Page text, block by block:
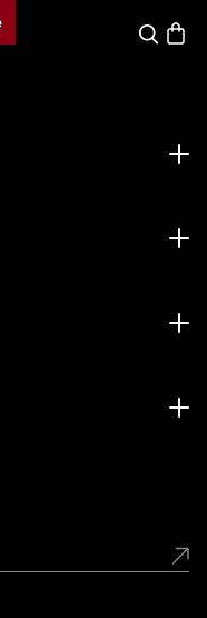
Kereses